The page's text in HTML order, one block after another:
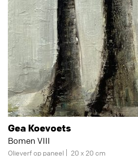
Gea Koevoets
Bomen VIII
Olieverf op paneel 20 x 20 cm